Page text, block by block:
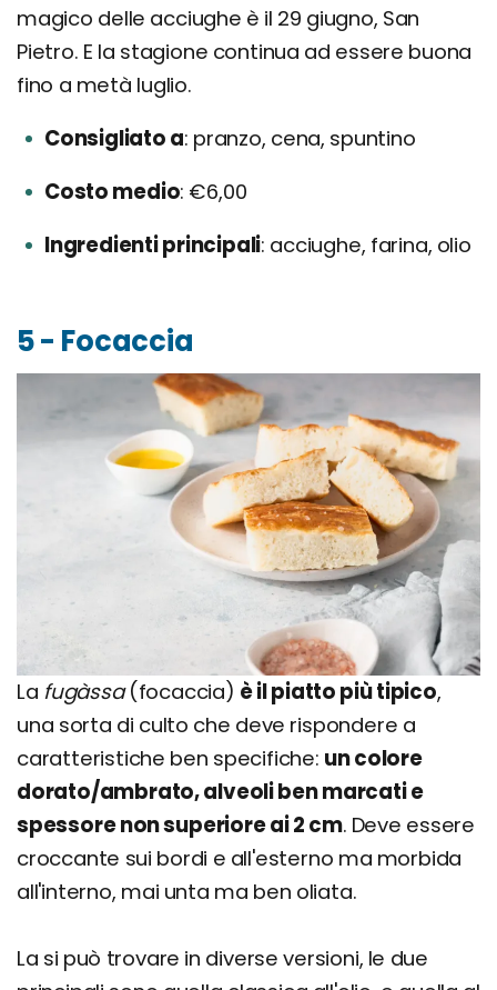
magico delle acciughe è il 29 giugno, San
Pietro. E la stagione continua ad essere buona
fino a metà luglio.
Consigliato a pranzo, cena, spuntino
Costo medio €6,00
Ingredienti principali acciughe, farina, olio
5 - Focaccia
La fugàssa(focaccia) è il piatto più tipico,
una sorta di culto che deve rispondere a
caratteristiche ben specifiche: un colore
dorato/ambrato, alveoli ben marcati e
spessore non superiore ai 2 cm. Deve essere
croccante sui bordi e all'esterno ma morbida
all'interno, mai unta ma ben oliata.
La si può trovare in diverse versioni, le due